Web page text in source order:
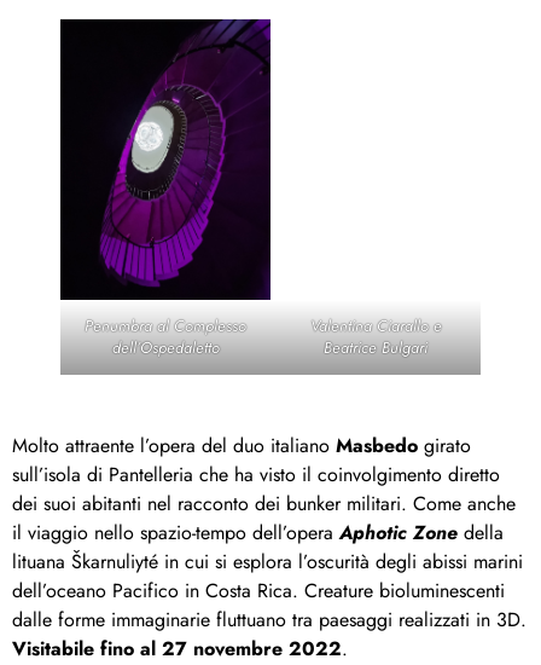
Penumbra al Complesso
dell’Ospedaletto
Valentina Ciarallo e
Beatrice Bulgari
Molto attraente l’opera del duo italiano Masbedo girato
sull’isola di Pantelleria che ha visto il coinvolgimento diretto
dei suoi abitanti nel racconto dei bunker militari. Come anche
il viaggio nello spazio-tempo dell’operaAphotic Zone della
lituana Škarnuliyté in cui si esplora l’oscurità degli abissi marini
dell’oceano Pacifico in Costa Rica. Creature bioluminescenti
dalle forme immaginarie fluttuano tra paesaggi realizzati in 3D.
Visitabile fino al 27 novembre 2022.